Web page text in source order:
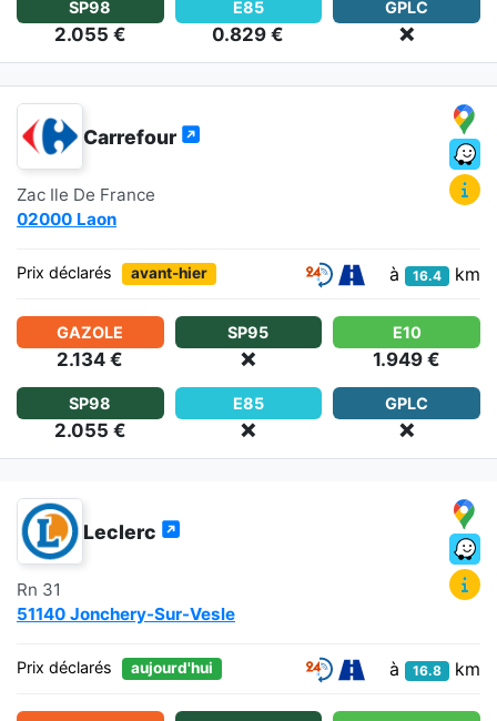
SP98
2.055 €
E85
0.829 €
GPLC
❌
Carrefour
Zac Ile De France
02000 Laon
Prix déclarés avant-hier à 16.4 km
GAZOLE
2.134 €
SP95
❌
E10
1.949 €
SP98
2.055 €
E85
❌
GPLC
❌
Leclerc
Rn 31
51140 Jonchery-Sur-Vesle
Prix déclarés aujourd'hui à 16.8 km